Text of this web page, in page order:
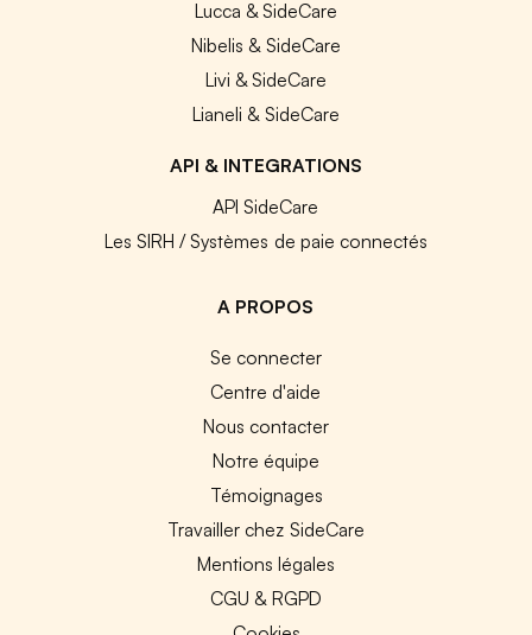
Lucca & SideCare
Nibelis & SideCare
Livi & SideCare
Lianeli & SideCare
API & INTEGRATIONS
API SideCare
Les SIRH / Systèmes de paie connectés
A PROPOS
Se connecter
Centre d'aide
Nous contacter
Notre équipe
Témoignages
Travailler chez SideCare
Mentions légales
CGU & RGPD